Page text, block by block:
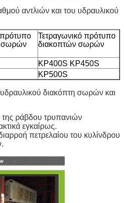
αντλιών και του υδραυλικού
σωρών
Τετραγωνικό πρότυπο
διακοπτών σωρών
KP400S KP450S
KP500S
διακόπτη σωρών και
της ράβδου τρυπανιών
εγκαίρως.
πετρελαίου του κυλίνδρου